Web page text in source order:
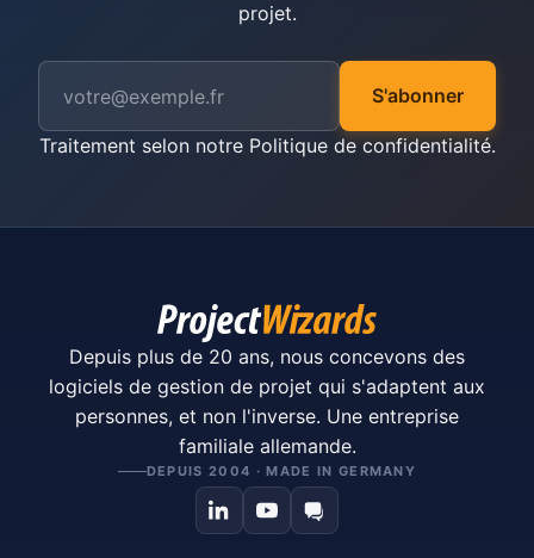
projet.
S'abonner
Traitement selon notre Politique de confidentialité.
Depuis plus de 20 ans, nous concevons des
logiciels de gestion de projet qui s'adaptent aux
personnes, et non l'inverse. Une entreprise
familiale allemande.
DEPUIS 2004 · MADE IN GERMANY